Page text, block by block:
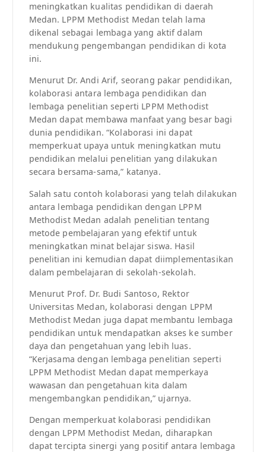
meningkatkan kualitas pendidikan di daerah
Medan. LPPM Methodist Medan telah lama
dikenal sebagai lembaga yang aktif dalam
mendukung pengembangan pendidikan di kota
ini.
Menurut Dr. Andi Arif, seorang pakar pendidikan,
kolaborasi antara lembaga pendidikan dan
lembaga penelitian seperti LPPM Methodist
Medan dapat membawa manfaat yang besar bagi
dunia pendidikan. “Kolaborasi ini dapat
memperkuat upaya untuk meningkatkan mutu
pendidikan melalui penelitian yang dilakukan
secara bersama-sama,” katanya.
Salah satu contoh kolaborasi yang telah dilakukan
antara lembaga pendidikan dengan LPPM
Methodist Medan adalah penelitian tentang
metode pembelajaran yang efektif untuk
meningkatkan minat belajar siswa. Hasil
penelitian ini kemudian dapat diimplementasikan
dalam pembelajaran di sekolah-sekolah.
Menurut Prof. Dr. Budi Santoso, Rektor
Universitas Medan, kolaborasi dengan LPPM
Methodist Medan juga dapat membantu lembaga
pendidikan untuk mendapatkan akses ke sumber
daya dan pengetahuan yang lebih luas.
“Kerjasama dengan lembaga penelitian seperti
LPPM Methodist Medan dapat memperkaya
wawasan dan pengetahuan kita dalam
mengembangkan pendidikan,” ujarnya.
Dengan memperkuat kolaborasi pendidikan
dengan LPPM Methodist Medan, diharapkan
dapat tercipta sinergi yang positif antara lembaga